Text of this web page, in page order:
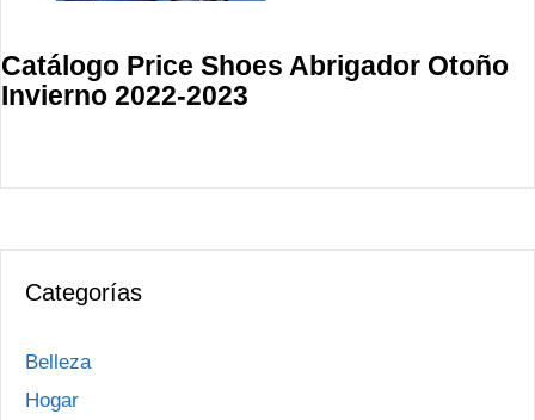
Catálogo Price Shoes Abrigador Otoño
Invierno 2022-2023
Categorías
Belleza
Hogar